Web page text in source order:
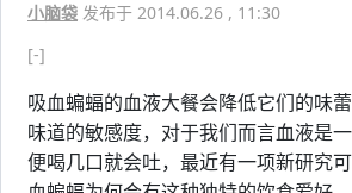
小脑袋 发布于 2014.06.26 , 11:30
[-]
吸血蝙蝠的血液大餐会降低它们的味
味道的敏感度，对于我们而言血液是
便喝几口就会吐，最近有一项新研究